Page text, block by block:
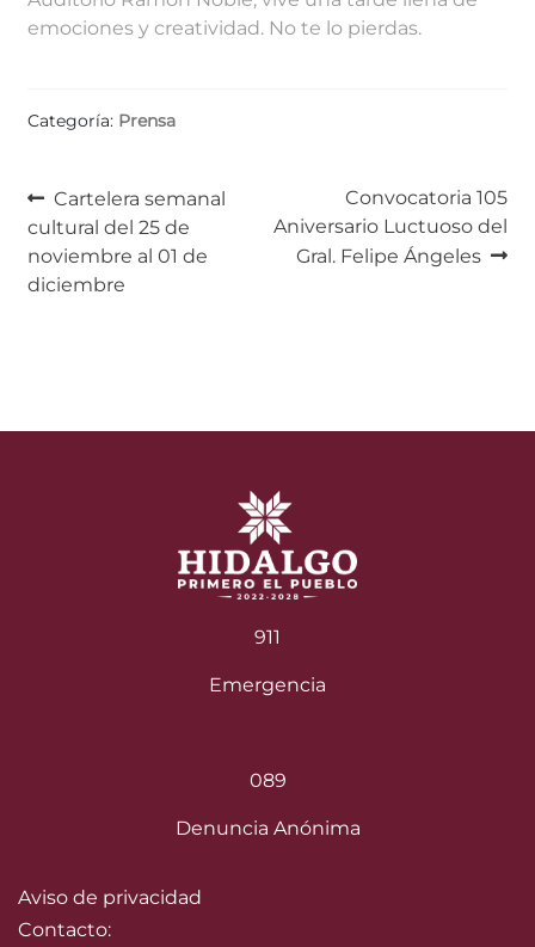
emociones y creatividad. No te lo pierdas.
Categoría: Prensa
Navegación
de
entradas
Anterior:
Cartelera semanal
cultural del 25 de
noviembre al 01 de
diciembre
Siguiente:
Convocatoria 105
Aniversario Luctuoso del
Gral. Felipe Ángeles
911
Emergencia
089
Denuncia Anónima
Aviso de privacidad
Contacto: